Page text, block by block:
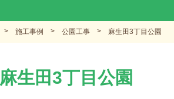
> 施工事例 > 公園工事 > 麻生田3丁目公園
麻生田3丁目公園